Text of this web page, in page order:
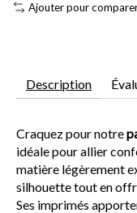
Ajouter pour
Description
Craquez pour notre
idéale pour allier
matière légèrement
silhouette tout en
Ses imprimés